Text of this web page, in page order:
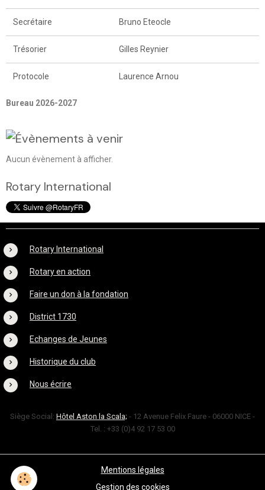
Bureau 2026-2027
Secrétaire Bruno Eteocle
Trésorier Gilles Reynier
Protocole Laurence Arnou
Aucun évènement à afficher.
Rotary International
Rotary International
Rotary en action
Faire un don à la fondation
District 1730
Echanges de Jeunes
Historique du club
Nous écrire
Siège Social: Hôtel Aston la Scala; - 12 Avenue Felix Faure - 06000 NICE -
Tel. : +33 (0)4 92 17 53 00
Mentions légales
Gestion des cookies